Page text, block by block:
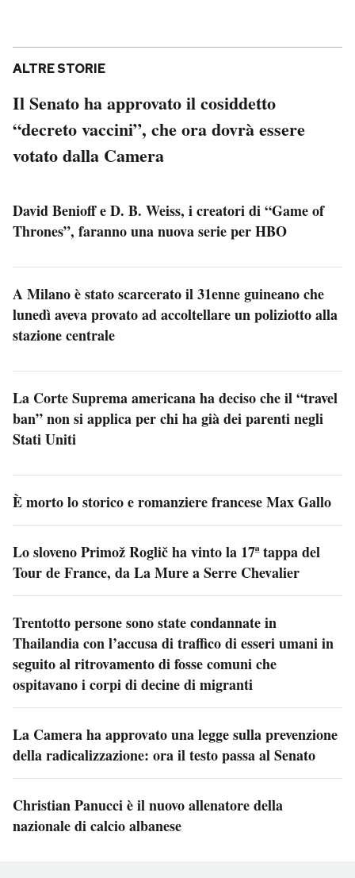
ALTRE STORIE
Il Senato ha approvato il cosiddetto
“decreto vaccini”, che ora dovrà essere
votato dalla Camera
David Benioff e D. B. Weiss, i creatori di “Game of
Thrones”, faranno una nuova serie per HBO
A Milano è stato scarcerato il 31enne guineano che
lunedì aveva provato ad accoltellare un poliziotto alla
stazione centrale
La Corte Suprema americana ha deciso che il “travel
ban” non si applica per chi ha già dei parenti negli
Stati Uniti
È morto lo storico e romanziere francese Max Gallo
Lo sloveno Primož Roglič ha vinto la 17ª tappa del
Tour de France, da La Mure a Serre Chevalier
Trentotto persone sono state condannate in
Thailandia con l’accusa di traffico di esseri umani in
seguito al ritrovamento di fosse comuni che
ospitavano i corpi di decine di migranti
La Camera ha approvato una legge sulla prevenzione
della radicalizzazione: ora il testo passa al Senato
Christian Panucci è il nuovo allenatore della
nazionale di calcio albanese